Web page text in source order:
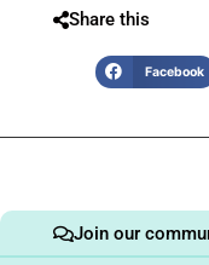
Share this
Facebook
Join our